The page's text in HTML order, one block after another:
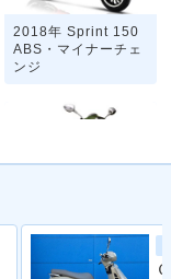
2018年 Sprint 150
ABS・マイナーチェ
ンジ
2016年 Sprint 15
0・特別・限定仕様